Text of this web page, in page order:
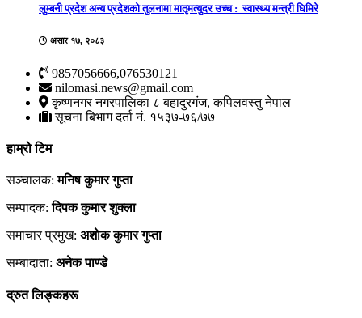
लुम्बनी प्रदेश अन्य प्रदेशको तुलनामा मातृमत्युदर उच्च : स्वास्थ्य मन्त्री घिमिरे
असार १७, २०८३
9857056666,076530121
nilomasi.news@gmail.com
कृष्णनगर नगरपालिका ८ बहादुरगंज, कपिलवस्तु नेपाल
सूचना बिभाग दर्ता नं. १५३७-७६/७७
हाम्रो टिम
सञ्चालक:मनिष कुमार गुप्ता
सम्पादक:दिपक कुमार शुक्ला
समाचार प्रमुख: अशाेक कुमार गुप्ता
सम्बादाता: अनेक पाण्डे
द्रुत लिङ्कहरू